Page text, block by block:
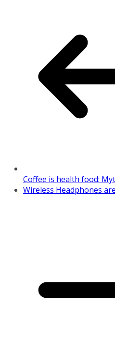
Coffee is health food:
Wireless Headphones